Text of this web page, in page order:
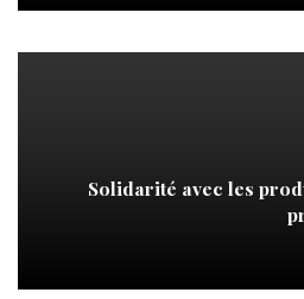
Solidarité avec les